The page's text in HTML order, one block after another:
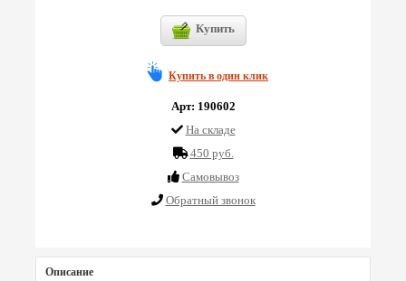
Купить
Купить в один клик
Арт: 190602
На складе
450 руб.
Cамовывоз
Обратный звонок
Описание